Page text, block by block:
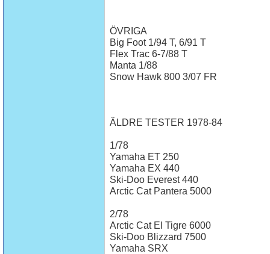
ÖVRIGA
Big Foot 1/94 T, 6/91 T
Flex Trac 6-7/88 T
Manta 1/88
Snow Hawk 800 3/07 FR
ÄLDRE TESTER 1978-84
1/78
Yamaha ET 250
Yamaha EX 440
Ski-Doo Everest 440
Arctic Cat Pantera 5000
2/78
Arctic Cat El Tigre 6000
Ski-Doo Blizzard 7500
Yamaha SRX